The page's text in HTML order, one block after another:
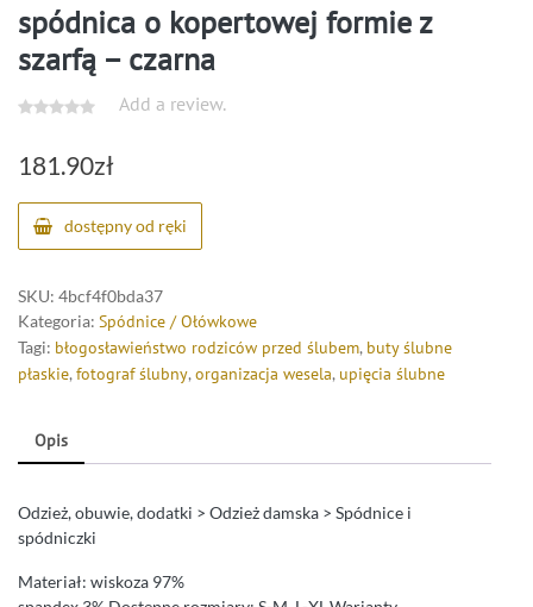
spódnica o kopertowej formie z
szarfą – czarna
Add a review.
181.90zł
dostępny od ręki
SKU: 4bcf4f0bda37
Kategoria: Spódnice / Ołówkowe
Tagi: błogosławieństwo rodziców przed ślubem, buty ślubne
płaskie, fotograf ślubny, organizacja wesela, upięcia ślubne
Opis
Odzież, obuwie, dodatki > Odzież damska > Spódnice i
spódniczki
Materiał: wiskoza 97%